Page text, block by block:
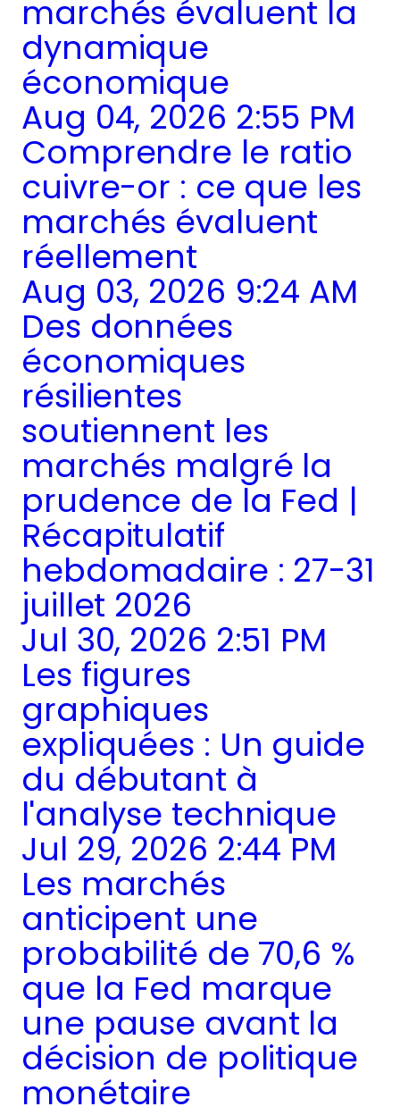
marchés évaluent la
dynamique
économique
Aug 04, 2026 2:55 PM
Comprendre le ratio
cuivre-or : ce que les
marchés évaluent
réellement
Aug 03, 2026 9:24 AM
Des données
économiques
résilientes
soutiennent les
marchés malgré la
prudence de la Fed |
Récapitulatif
hebdomadaire : 27-31
juillet 2026
Jul 30, 2026 2:51 PM
Les figures
graphiques
expliquées : Un guide
du débutant à
l'analyse technique
Jul 29, 2026 2:44 PM
Les marchés
anticipent une
probabilité de 70,6 %
que la Fed marque
une pause avant la
décision de politique
monétaire